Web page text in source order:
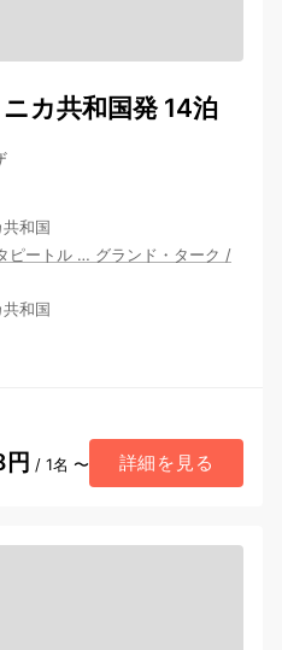
カ共和国発 14泊
和国
ピートル … グランド・ターク /
和国
/ 1名 〜 詳細を見る